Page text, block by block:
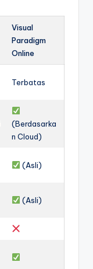
Visual
Paradigm
Online
Terbatas
(Berdasarka
n Cloud)
(Asli)
(Asli)